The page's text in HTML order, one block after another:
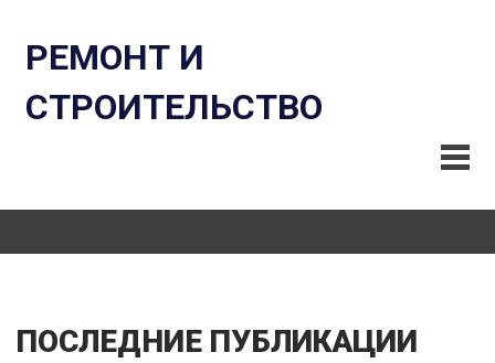
РЕМОНТ И
СТРОИТЕЛЬСТВО
ПОСЛЕДНИЕ ПУБЛИКАЦИИ